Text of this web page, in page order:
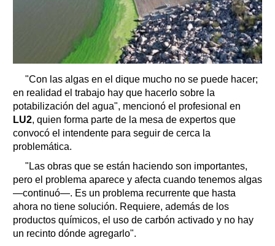
"Con las algas en el dique mucho no se puede hacer;
en realidad el trabajo hay que hacerlo sobre la
potabilización del agua", mencionó el profesional en
LU2, quien forma parte de la mesa de expertos que
convocó el intendente para seguir de cerca la
problemática.
"Las obras que se están haciendo son importantes,
pero el problema aparece y afecta cuando tenemos algas
—continuó—. Es un problema recurrente que hasta
ahora no tiene solución. Requiere, además de los
productos químicos, el uso de carbón activado y no hay
un recinto dónde agregarlo".